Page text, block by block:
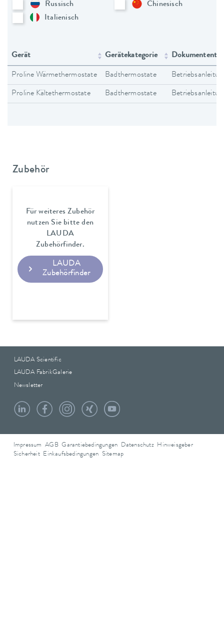
Russisch
Chinesisch
Italienisch
Gerät Gerätekategorie
Proline Wärmethermostate Badthermostate
Proline Kältethermostate Badthermostate
Zubehör
Für weiteres Zubehör
nutzen Sie bitte den
LAUDA
Zubehörfinder.
LAUDA
Zubehörfinder
LAUDA Scientific
LAUDA FabrikGalerie
Newsletter
Impressum AGB Garantiebedingungen Datenschutz Hinweisgeber
Sicherheit Einkaufsbedingungen Sitemap